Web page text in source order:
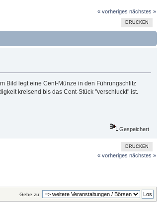
« vorheriges nächstes »
DRUCKEN
Bild legt eine Cent-Münze in den Führungschlitz
kreisend bis das Cent-Stück "verschluckt" ist.
Gespeichert
DRUCKEN
« vorheriges nächstes »
Gehe zu: